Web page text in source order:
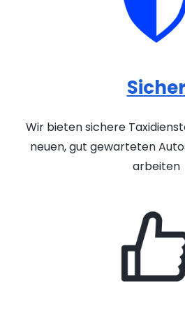
Sicher
Wir bieten sichere
neuen, gut gewarteten
arbeiten